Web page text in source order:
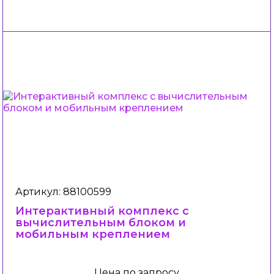
Артикул: 88100599
Интерактивный комплекс с
вычислительным блоком и
мобильным креплением